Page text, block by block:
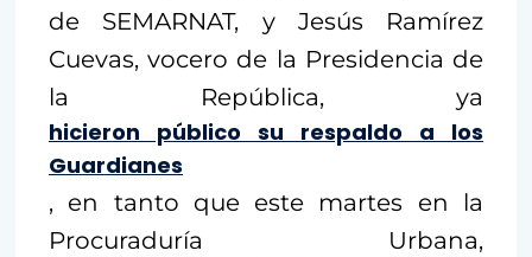
de SEMARNAT, y Jesús Ramírez
Cuevas, vocero de la Presidencia de
la República, ya
hicieron público su respaldo a los
Guardianes
, en tanto que este martes en la
Procuraduría Urbana,